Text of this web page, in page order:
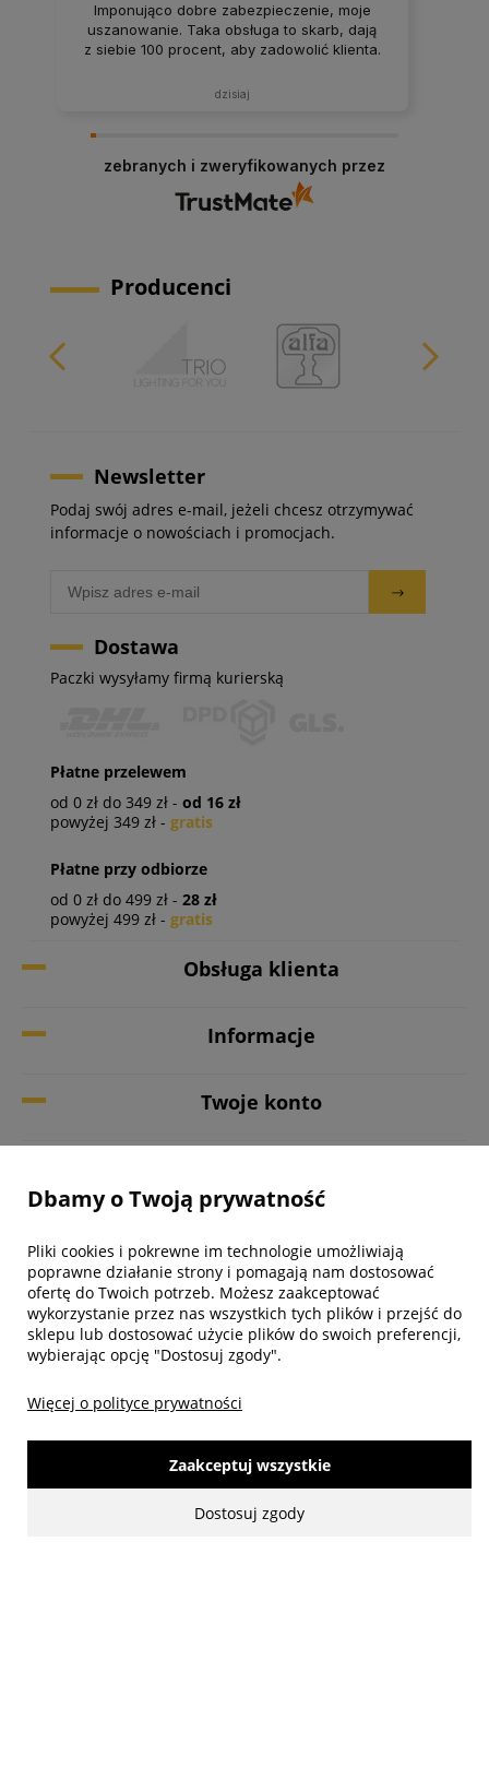
Imponująco dobre zabezpieczenie, moje
uszanowanie. Taka obsługa to skarb, dają
z siebie 100 procent, aby zadowolić klienta.
dzisiaj
zebranych i zweryfikowanych przez
Producenci
Newsletter
Podaj swój adres e-mail, jeżeli chcesz otrzymywać
informacje o nowościach i promocjach.
Dostawa
Paczki wysyłamy firmą kurierską
Płatne przelewem
od 0 zł do 349 zł - od 16 zł
powyżej 349 zł - gratis
Płatne przy odbiorze
od 0 zł do 499 zł - 28 zł
powyżej 499 zł - gratis
Obsługa klienta
Informacje
Twoje konto
made with: by www.mamezi.pl
Pokaż pełną wersję strony
Dbamy o Twoją prywatność
Pliki cookies i pokrewne im technologie umożliwiają
poprawne działanie strony i pomagają nam dostosować
ofertę do Twoich potrzeb. Możesz zaakceptować
wykorzystanie przez nas wszystkich tych plików i przejść do
sklepu lub dostosować użycie plików do swoich preferencji,
wybierając opcję "Dostosuj zgody".
Więcej o polityce prywatności
Dostosuj zgody
Zaakceptuj wszystkie